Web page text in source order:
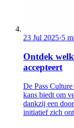
23 Jul 2025·5
Ontdek
accepteert
De Pass
kans biedt om
dankzij een
initiatief zich